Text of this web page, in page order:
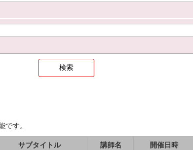
です。
サブタイトル 講師名 開催日時